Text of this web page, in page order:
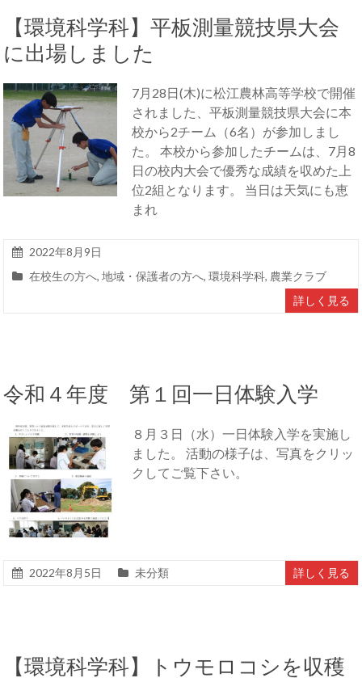
【環境科学科】平板測量競技県大会
に出場しました
7月28日(木)に松江農林高等学校で開催
されました、平板測量競技県大会に本
校から2チーム（6名）が参加しまし
た。 本校から参加したチームは、7月8
日の校内大会で優秀な成績を収めた上
位2組となります。 当日は天気にも恵
まれ
2022年8月9日
在校生の方へ,地域・保護者の方へ,環境科学科, 農業クラブ
詳しく見る
令和４年度 第１回一日体験入学
８月３日（水）一日体験入学を実施し
ました。 活動の様子は、写真をクリッ
クしてご覧下さい。
2022年8月5日 未分類 詳しく見る
【環境科学科】トウモロコシを収穫